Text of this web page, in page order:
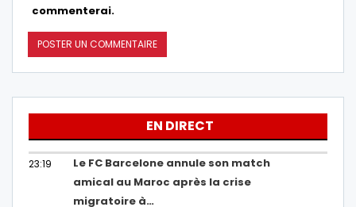
commenterai.
EN DIRECT
23:19
Le FC Barcelone annule son match
amical au Maroc après la crise
migratoire à…